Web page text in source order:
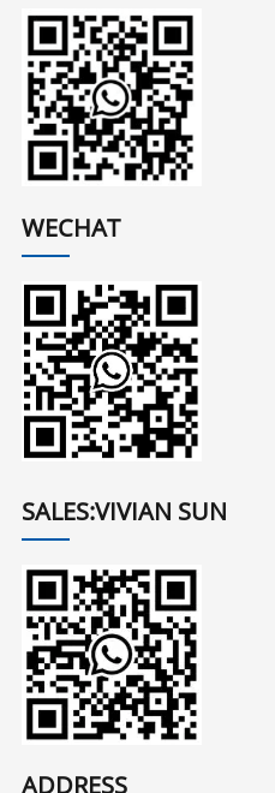
WECHAT
SALES:VIVIAN SUN
ADDRESS